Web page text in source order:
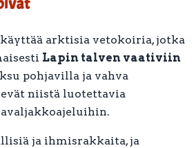
arktisia vetokoiria, jotka
Lapin talven vaativiin
pohjavilla ja vahva
niistä luotettavia
ja ihmisrakkaita, ja